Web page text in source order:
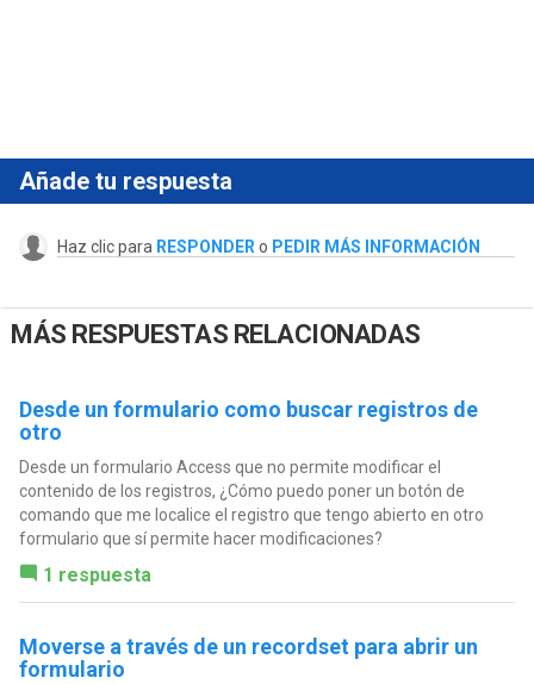
Añade tu respuesta
Haz clic para RESPONDER o PEDIR MÁS INFORMACIÓN
MÁS RESPUESTAS RELACIONADAS
Desde un formulario como buscar registros de
otro
Desde un formulario Access que no permite modificar el
contenido de los registros, ¿Cómo puedo poner un botón de
comando que me localice el registro que tengo abierto en otro
formulario que sí permite hacer modificaciones?
1 respuesta
Moverse a través de un recordset para abrir un
formulario